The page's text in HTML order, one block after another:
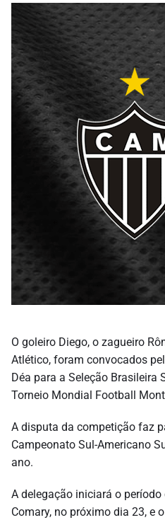
O goleiro Diego, o zagueiro
Atlético, foram convocados
Déa para a Seleção Brasileira
Torneio Mondial Football
A disputa da competição faz
Campeonato Sul-Americano
ano.
A delegação iniciará o
Comary, no próximo dia 23, e